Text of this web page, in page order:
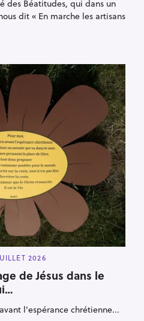
des Béatitudes, qui dans un
dit « En marche les artisans
2026
de Jésus dans le
l'espérance chrétienne...